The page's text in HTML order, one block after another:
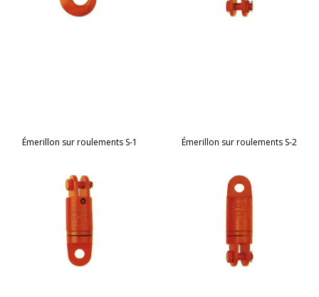
Émerillon sur roulements S-1 Émerillon sur roulements S-2